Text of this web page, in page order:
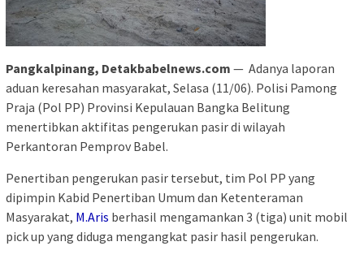
Pangkalpinang, Detakbabelnews.com — Adanya laporan
aduan keresahan masyarakat, Selasa (11/06). Polisi Pamong
Praja (Pol PP) Provinsi Kepulauan Bangka Belitung
menertibkan aktifitas pengerukan pasir di wilayah
Perkantoran Pemprov Babel.
Penertiban pengerukan pasir tersebut, tim Pol PP yang
dipimpin Kabid Penertiban Umum dan Ketenteraman
Masyarakat, M.Aris berhasil mengamankan 3 (tiga) unit mobil
pick up yang diduga mengangkat pasir hasil pengerukan.